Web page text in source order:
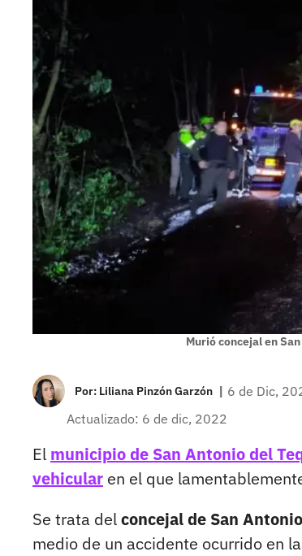
Murió concejal en
Por: Liliana Pinzón Garzón | 6 de Dic,
Actualizado: 6 de dic, 2022
El municipio de San Antonio del
vehicular en el que
Se trata delconcejal de San
medio de un accidente ocurrido en